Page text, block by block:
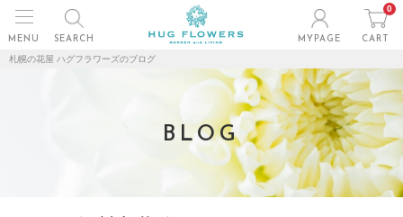
MENU SEARCH MYPAGE
0
CART
札幌の花屋 ハグフラワーズのブログ
BLOG